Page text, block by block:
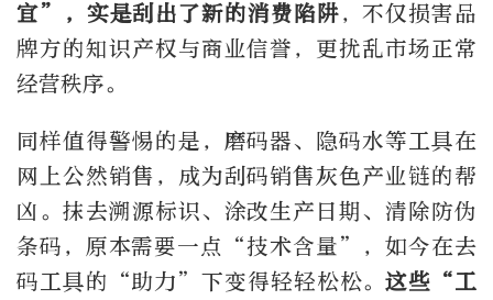
宜”，实是刮出了新的消费陷阱，不仅损害品
牌方的知识产权与商业信誉，更扰乱市场正常
经营秩序。
同样值得警惕的是，磨码器、隐码水等工具在
网上公然销售，成为刮码销售灰色产业链的帮
凶。抹去溯源标识、涂改生产日期、清除防伪
条码，原本需要一点“技术含量”，如今在去
码工具的“助力”下变得轻轻松松。这些“工